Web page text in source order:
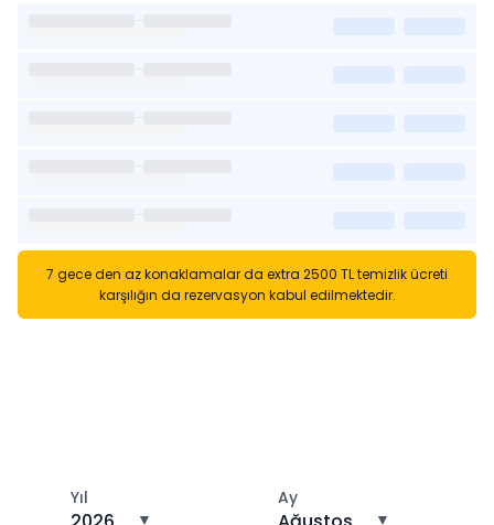
7 gece den az konaklamalar da extra 2500 TL temizlik ücreti
karşılığın da rezervasyon kabul edilmektedir.
Yıl
▼
Ay
▼